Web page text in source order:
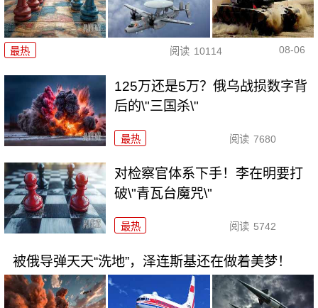
最热 阅读 10114 08-06
125万还是5万？俄乌战损数字背
后的\"三国杀\"
最热 阅读 7680
对检察官体系下手！李在明要打
破\"青瓦台魔咒\"
最热 阅读 5742
被俄导弹天天“洗地”，泽连斯基还在做着美梦！